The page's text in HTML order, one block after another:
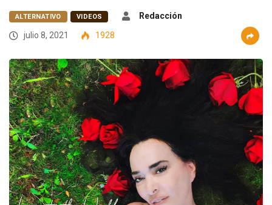
ALTERNATIVO VIDEOS
Redacción
julio 8, 2021
1928